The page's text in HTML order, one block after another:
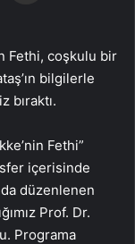
Fethi, coşkulu bir
bilgilerle
bıraktı.
Fethi”
içerisinde
düzenlenen
Prof. Dr.
Programa